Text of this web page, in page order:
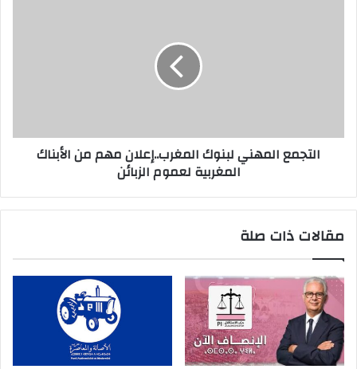
التجمع المهني لبنوك المغرب..إعلان مهم من الأبناك
المغربية لعموم الزبائن
مقالات ذات صلة